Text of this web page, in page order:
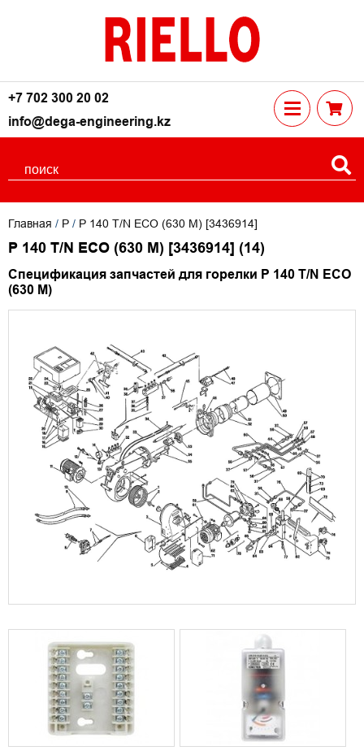
+7 702 300 20 02
info@dega-engineering.kz
Главная / P / P 140 T/N ECO (630 M) [3436914]
P 140 T/N ECO (630 M) [3436914] (14)
Спецификация запчастей для горелки P 140 T/N ECO
(630 M)